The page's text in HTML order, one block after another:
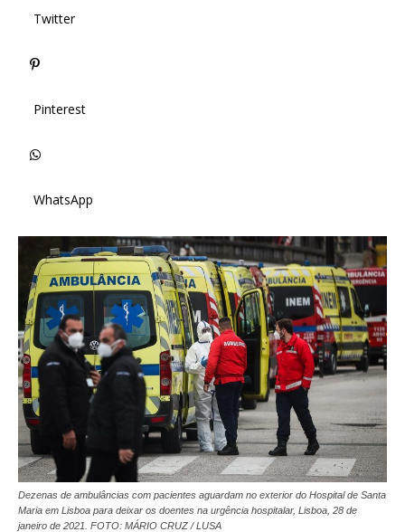
Twitter
Pinterest
WhatsApp
Dezenas de ambulâncias com pacientes aguardam no exterior do Hospital de Santa
Maria em Lisboa para deixar os doentes na urgência hospitalar, Lisboa, 28 de
janeiro de 2021. FOTO: MÁRIO CRUZ / LUSA